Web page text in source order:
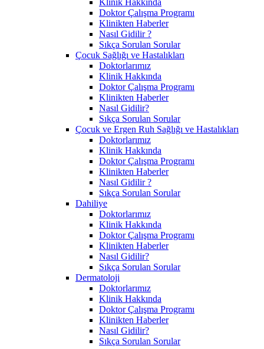
Doktor Çalışma Programı
Klinikten Haberler
Nasıl Gidilir ?
Sıkça Sorulan Sorular
Çocuk Sağlığı ve Hastalıkları
Doktorlarımız
Klinik Hakkında
Doktor Çalışma Programı
Klinikten Haberler
Nasıl Gidilir?
Sıkça Sorulan Sorular
Çocuk ve Ergen Ruh Sağlığı ve Hastalıkları
Doktorlarımız
Klinik Hakkında
Doktor Çalışma Programı
Klinikten Haberler
Nasıl Gidilir ?
Sıkça Sorulan Sorular
Dahiliye
Doktorlarımız
Klinik Hakkında
Doktor Çalışma Programı
Klinikten Haberler
Nasıl Gidilir?
Sıkça Sorulan Sorular
Dermatoloji
Doktorlarımız
Klinik Hakkında
Doktor Çalışma Programı
Klinikten Haberler
Nasıl Gidilir?
Sıkça Sorulan Sorular